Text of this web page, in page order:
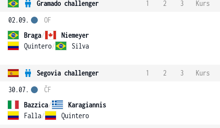
Gramado challenger 1 2 3
Kurs
02.09.
Braga/
Niemeyer
Quintero/ Silva
OF
Segovia challenger 1 2 3
Kurs
30.07.
Bazzica/
Karagiannis
Falla/ Quintero
ČF